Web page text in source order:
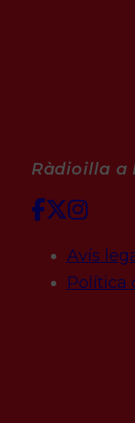
Ràdioilla a
Avís
Política